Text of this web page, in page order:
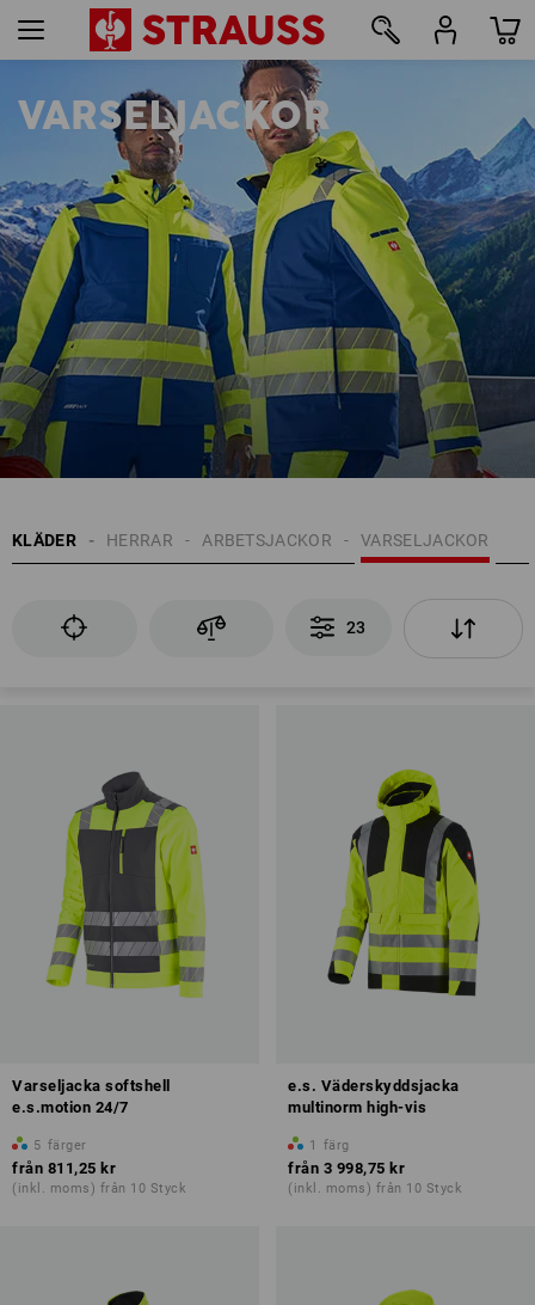
VARSELJACKOR
KLÄDER VARSELJACKOR
ARBETSJACKOR
HERRAR
23
Varseljacka softshell
e.s.motion 24/7
5 färger
från 811,25 kr
(inkl. moms) från 10 Styck
e.s. Väderskyddsjacka
multinorm high-vis
1 färg
från 3 998,75 kr
(inkl. moms) från 10 Styck